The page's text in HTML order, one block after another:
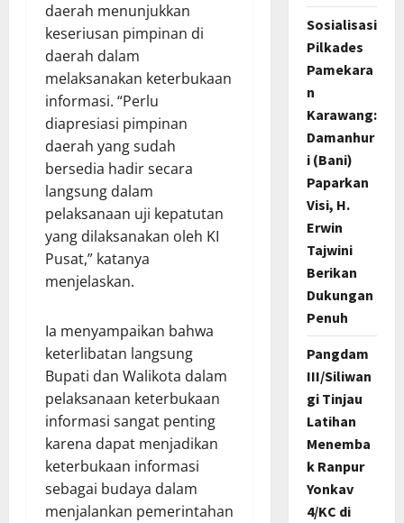
daerah menunjukkan
keseriusan pimpinan di
daerah dalam
melaksanakan keterbukaan
informasi. “Perlu
diapresiasi pimpinan
daerah yang sudah
bersedia hadir secara
langsung dalam
pelaksanaan uji kepatutan
yang dilaksanakan oleh KI
Pusat,” katanya
menjelaskan.
Ia menyampaikan bahwa
keterlibatan langsung
Bupati dan Walikota dalam
pelaksanaan keterbukaan
informasi sangat penting
karena dapat menjadikan
keterbukaan informasi
sebagai budaya dalam
menjalankan pemerintahan
Sosialisasi
Pilkades
Pamekara
n
Karawang:
Damanhur
i (Bani)
Paparkan
Visi, H.
Erwin
Tajwini
Berikan
Dukungan
Penuh
Pangdam
III/Siliwan
gi Tinjau
Latihan
Menemba
k Ranpur
Yonkav
4/KC di